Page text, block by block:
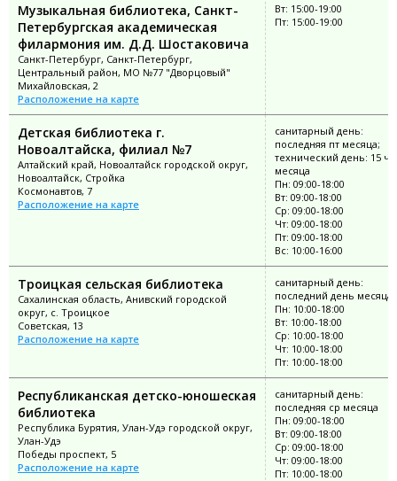
Музыкальная библиотека, Санкт-
Петербургская академическая
филармония им. Д.Д. Шостаковича
Санкт-Петербург, Санкт-Петербург,
Центральный район, МО №77 "Дворцовый"
Михайловская, 2
Расположение на карте
Вт: 15:00-19:00
Пт: 15:00-19:00
Детская библиотека г.
Новоалтайска, филиал №7
Алтайский край, Новоалтайск городской округ,
Новоалтайск, Стройка
Космонавтов, 7
Расположение на карте
санитарный день:
последняя пт месяца;
технический день: 15
месяца
Пн: 09:00-18:00
Вт: 09:00-18:00
Ср: 09:00-18:00
Чт: 09:00-18:00
Пт: 09:00-18:00
Вс: 10:00-16:00
Троицкая сельская библиотека
Сахалинская область, Анивский городской
округ, с. Троицкое
Советская, 13
Расположение на карте
санитарный день:
последний день месяца
Пн: 10:00-18:00
Вт: 10:00-18:00
Ср: 10:00-18:00
Чт: 10:00-18:00
Пт: 10:00-18:00
Республиканская детско-юношеская
библиотека
Республика Бурятия, Улан-Удэ городской округ,
Улан-Удэ
Победы проспект, 5
Расположение на карте
санитарный день:
последняя ср месяца
Пн: 09:00-18:00
Вт: 09:00-18:00
Ср: 09:00-18:00
Чт: 09:00-18:00
Пт: 10:00-18:00